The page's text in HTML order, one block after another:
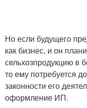
Но если будущего
как бизнес, и он
сельхозпродукцию в
то ему потребуется
законности его
оформление ИП.